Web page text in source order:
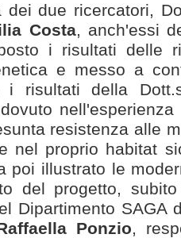
dei due ricercatori,
Costa, anch'essi
i risultati delle
e messo a
i risultati della
resistenza alle
nel proprio habitat
poi illustrato le
del progetto,
Dipartimento SAGA
Ponzio,